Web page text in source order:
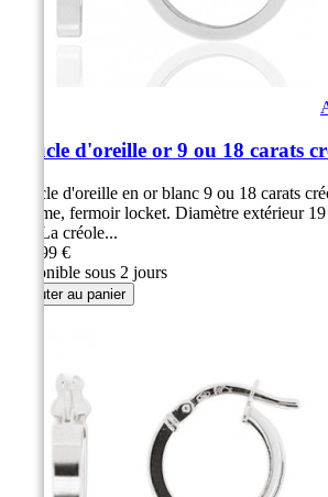
Boucle d'oreille or 9 ou 18 carats
Boucle d'oreille en or blanc 9 ou 18 carats
homme, fermoir locket. Diamètre extérieur
mm La créole...
129,99 €
disponible sous 2 jours
Ajouter au panier